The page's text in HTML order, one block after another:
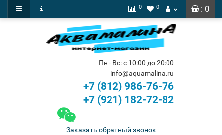
: 0
0 0
Пн - Вс: с 10:00 до 20:00
info@aquamalina.ru
+7 (812) 986-76-76
+7 (921) 182-72-82
Заказать обратный звонок